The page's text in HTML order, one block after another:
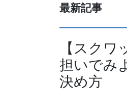
最新記事
【スクワ
担いでみ
決め方